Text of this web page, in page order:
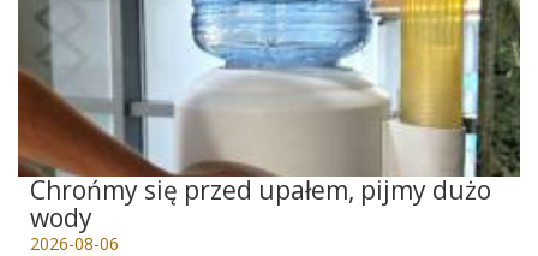
Chrońmy się przed upałem, pijmy dużo
wody
2026-08-06